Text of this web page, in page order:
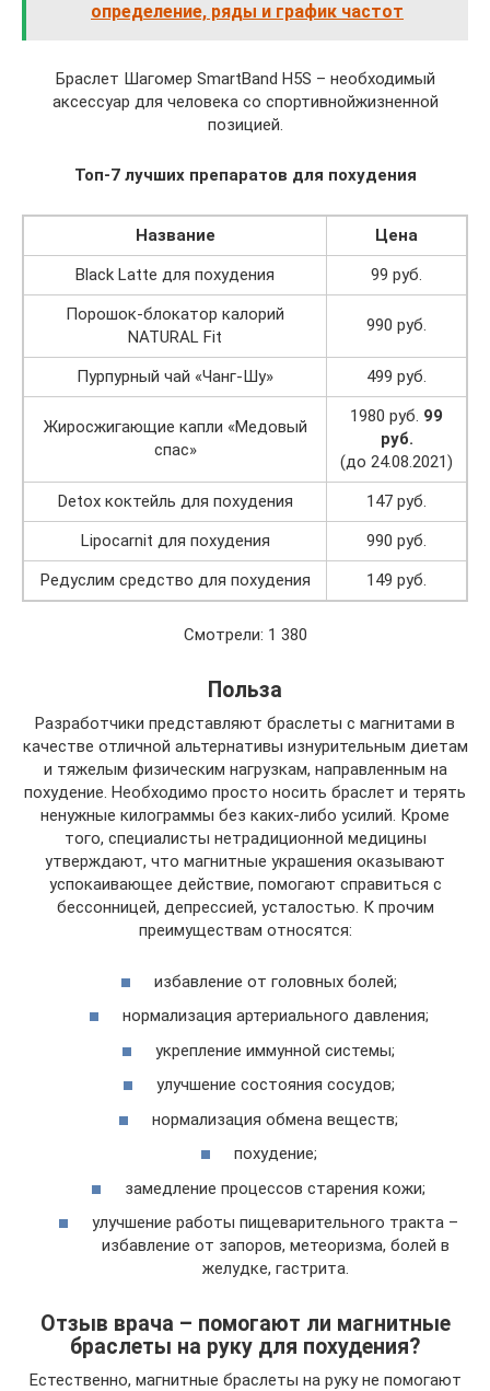
определение, ряды и график частот
Браслет Шагомер SmartBand H5S – необходимый
аксессуар для человека со спортивнойжизненной
позицией.
Топ-7 лучших препаратов для похудения
Название
Цена
Black Latte для похудения
99 руб.
Порошок-блокатор калорий
NATURAL Fit
990 руб.
Пурпурный чай «Чанг-Шу» 499 руб.
Жиросжигающие капли «Медовый
спас»
1980 руб. 99
руб.
(до 24.08.2021)
Detox коктейль для похудения
147 руб.
Lipocarnit для похудения
990 руб.
Редуслим средство для похудения
149 руб.
Смотрели: 1 380
Польза
Разработчики представляют браслеты с магнитами в
качестве отличной альтернативы изнурительным диетам
и тяжелым физическим нагрузкам, направленным на
похудение. Необходимо просто носить браслет и терять
ненужные килограммы без каких-либо усилий. Кроме
того, специалисты нетрадиционной медицины
утверждают, что магнитные украшения оказывают
успокаивающее действие, помогают справиться с
бессонницей, депрессией, усталостью. К прочим
преимуществам относятся:
избавление от головных болей;
нормализация артериального давления;
укрепление иммунной системы;
улучшение состояния сосудов;
нормализация обмена веществ;
похудение;
замедление процессов старения кожи;
улучшение работы пищеварительного тракта –
избавление от запоров, метеоризма, болей в
желудке, гастрита.
Отзыв врача – помогают ли магнитные
браслеты на руку для похудения?
Естественно, магнитные браслеты на руку не помогают